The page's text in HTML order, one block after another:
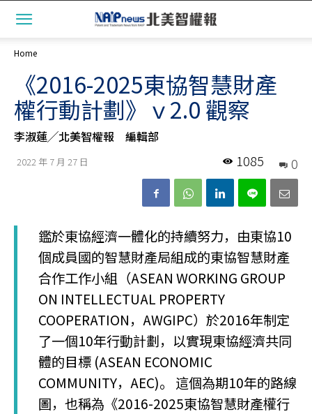
Home
《2016-2025東協智慧財產
權行動計劃》ｖ2.0 觀察
李淑蓮╱北美智權報 編輯部
2022 年 7 月 27 日 0
1085
鑑於東協經濟一體化的持續努力，由東協10
個成員國的智慧財產局組成的東協智慧財產
合作工作小組（ASEAN WORKING GROUP
ON INTELLECTUAL PROPERTY
COOPERATION，AWGIPC）於2016年制定
了一個10年行動計劃，以實現東協經濟共同
體的目標 (ASEAN ECONOMIC
COMMUNITY，AEC)。 這個為期10年的路線
圖，也稱為《2016-2025東協智慧財產權行